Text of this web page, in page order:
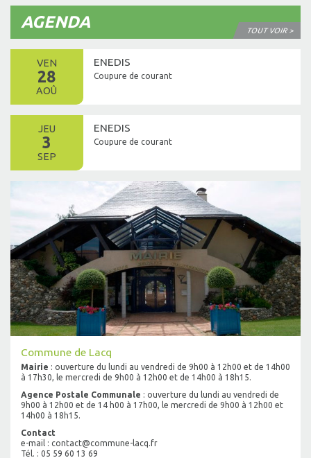
AGENDA TOUT VOIR >
VEN
28
AOÛ
ENEDIS
Coupure de courant
JEU
3
SEP
ENEDIS
Coupure de courant
Commune de Lacq
Mairie : ouverture du lundi au vendredi de 9h00 à 12h00 et de 14h00
à 17h30, le mercredi de 9h00 à 12h00 et de 14h00 à 18h15.
Agence Postale Communale : ouverture du lundi au vendredi de
9h00 à 12h00 et de 14 h00 à 17h00, le mercredi de 9h00 à 12h00 et
14h00 à 18h15.
Contact
e-mail : contact@commune-lacq.fr
Tél. : 05 59 60 13 69